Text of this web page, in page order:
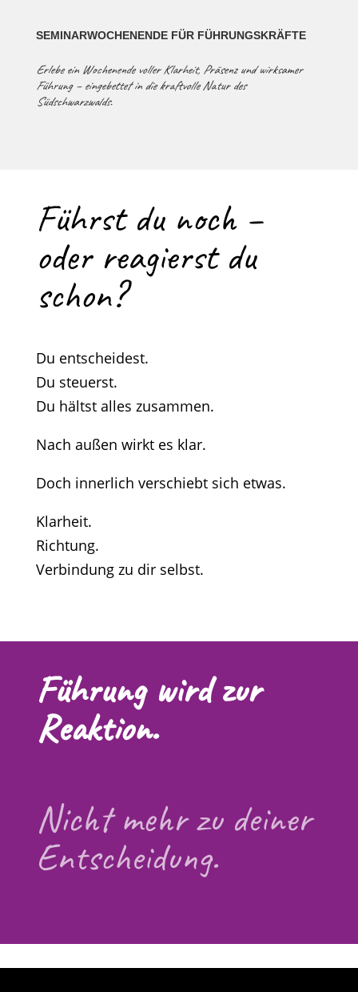
SEMINARWOCHENENDE FÜR FÜHRUNGSKRÄFTE
Erlebe ein Wochenende voller Klarheit, Präsenz und wirksamer
Führung – eingebettet in die kraftvolle Natur des
Südschwarzwalds.
Führst du noch –
oder reagierst du
schon?
Du entscheidest.
Du steuerst.
Du hältst alles zusammen.
Nach außen wirkt es klar.
Doch innerlich verschiebt sich etwas.
Klarheit.
Richtung.
Verbindung zu dir selbst.
Führung wird zur
Reaktion.
Nicht mehr zu deiner
Entscheidung.